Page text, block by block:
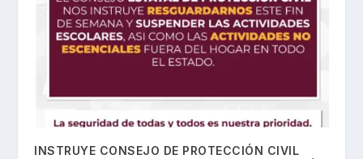
INSTRUYE CONSEJO DE PROTECCIÓN CIVIL